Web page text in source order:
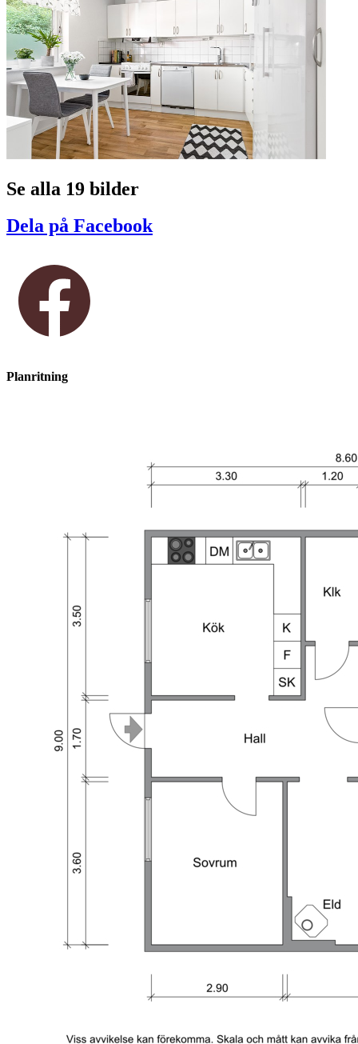
Se alla 19 bilder
Dela på Facebook
Planritning